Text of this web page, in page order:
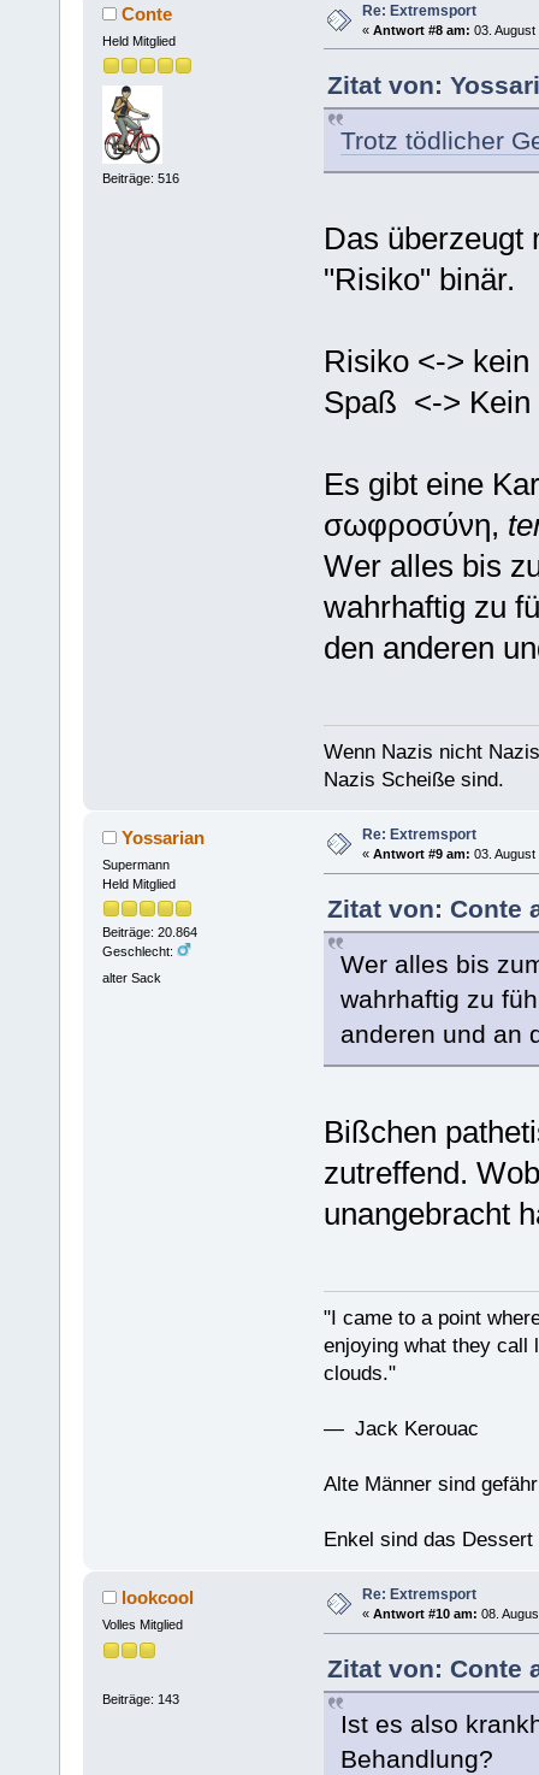
Conte
Held Mitglied
Beiträge: 516
Re: Extremsport
« Antwort #8 am: 03.
Zitat von:
Trotz tödlicher
Das überzeugt
"Risiko" binär.
Risiko <-> kein
Spaß <-> Kein
Es gibt eine
σωφροσύνη,
Wer alles bis
wahrhaftig zu
den anderen
Wenn Nazis nicht
Nazis Scheiße sind.
Yossarian
Supermann
Held Mitglied
Beiträge: 20.864
Geschlecht:
alter Sack
Re: Extremsport
« Antwort #9 am: 03.
Zitat von: Conte
Wer alles bis
wahrhaftig zu
anderen und an
Bißchen
zutreffend.
unangebracht
"I came to a point
enjoying what they call
clouds."
— Jack Kerouac
Alte Männer sind
Enkel sind das
lookcool
Volles Mitglied
Beiträge: 143
Re: Extremsport
« Antwort #10 am: 08.
Zitat von: Conte
Ist es also
Behandlung?